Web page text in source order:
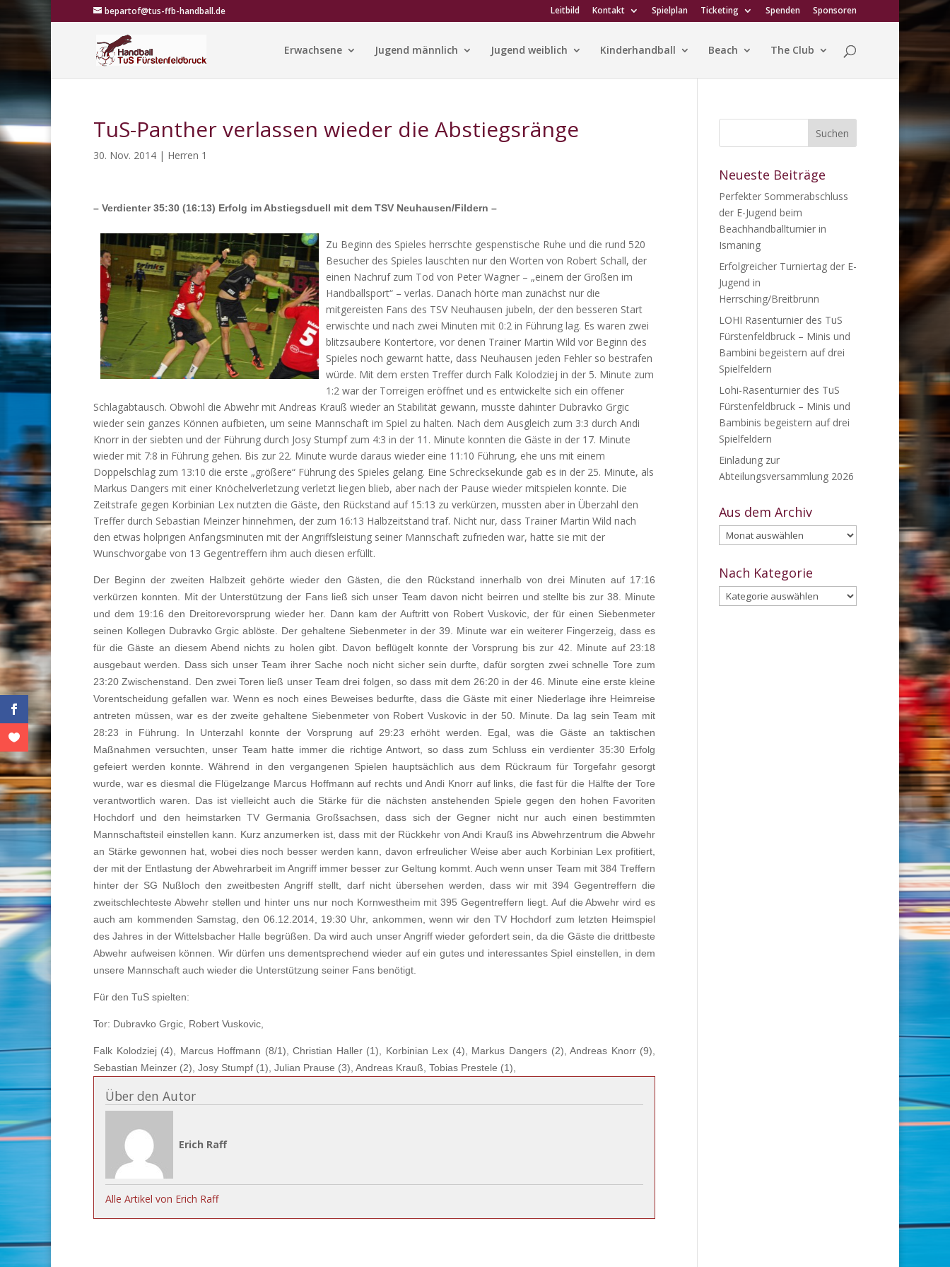
bepartof@tus-ffb-handball.de Leitbild Kontakt Spielplan Ticketing Spenden Sponsoren
Erwachsene Jugend männlich Jugend weiblich Kinderhandball Beach The Club
TuS-Panther verlassen wieder die Abstiegsränge
30. Nov. 2014 | Herren 1
– Verdienter 35:30 (16:13) Erfolg im Abstiegsduell mit dem TSV Neuhausen/Fildern –
Zu Beginn des Spieles herrschte gespenstische Ruhe und die rund 520
Besucher des Spieles lauschten nur den Worten von Robert Schall, der
einen Nachruf zum Tod von Peter Wagner – „einem der Großen im
Handballsport“ – verlas. Danach hörte man zunächst nur die
mitgereisten Fans des TSV Neuhausen jubeln, der den besseren Start
erwischte und nach zwei Minuten mit 0:2 in Führung lag. Es waren zwei
blitzsaubere Kontertore, vor denen Trainer Martin Wild vor Beginn des
Spieles noch gewarnt hatte, dass Neuhausen jeden Fehler so bestrafen
würde. Mit dem ersten Treffer durch Falk Kolodziej in der 5. Minute zum
1:2 war der Torreigen eröffnet und es entwickelte sich ein offener
Schlagabtausch. Obwohl die Abwehr mit Andreas Krauß wieder an Stabilität gewann, musste dahinter Dubravko Grgic
wieder sein ganzes Können aufbieten, um seine Mannschaft im Spiel zu halten. Nach dem Ausgleich zum 3:3 durch Andi
Knorr in der siebten und der Führung durch Josy Stumpf zum 4:3 in der 11. Minute konnten die Gäste in der 17. Minute
wieder mit 7:8 in Führung gehen. Bis zur 22. Minute wurde daraus wieder eine 11:10 Führung, ehe uns mit einem
Doppelschlag zum 13:10 die erste „größere“ Führung des Spieles gelang. Eine Schrecksekunde gab es in der 25. Minute, als
Markus Dangers mit einer Knöchelverletzung verletzt liegen blieb, aber nach der Pause wieder mitspielen konnte. Die
Zeitstrafe gegen Korbinian Lex nutzten die Gäste, den Rückstand auf 15:13 zu verkürzen, mussten aber in Überzahl den
Treffer durch Sebastian Meinzer hinnehmen, der zum 16:13 Halbzeitstand traf. Nicht nur, dass Trainer Martin Wild nach
den etwas holprigen Anfangsminuten mit der Angriffsleistung seiner Mannschaft zufrieden war, hatte sie mit der
Wunschvorgabe von 13 Gegentreffern ihm auch diesen erfüllt.
Der Beginn der zweiten Halbzeit gehörte wieder den Gästen, die den Rückstand innerhalb von drei Minuten auf 17:16
verkürzen konnten. Mit der Unterstützung der Fans ließ sich unser Team davon nicht beirren und stellte bis zur 38. Minute
und dem 19:16 den Dreitorevorsprung wieder her. Dann kam der Auftritt von Robert Vuskovic, der für einen Siebenmeter
seinen Kollegen Dubravko Grgic ablöste. Der gehaltene Siebenmeter in der 39. Minute war ein weiterer Fingerzeig, dass es
für die Gäste an diesem Abend nichts zu holen gibt. Davon beflügelt konnte der Vorsprung bis zur 42. Minute auf 23:18
ausgebaut werden. Dass sich unser Team ihrer Sache noch nicht sicher sein durfte, dafür sorgten zwei schnelle Tore zum
23:20 Zwischenstand. Den zwei Toren ließ unser Team drei folgen, so dass mit dem 26:20 in der 46. Minute eine erste kleine
Vorentscheidung gefallen war. Wenn es noch eines Beweises bedurfte, dass die Gäste mit einer Niederlage ihre Heimreise
antreten müssen, war es der zweite gehaltene Siebenmeter von Robert Vuskovic in der 50. Minute. Da lag sein Team mit
28:23 in Führung. In Unterzahl konnte der Vorsprung auf 29:23 erhöht werden. Egal, was die Gäste an taktischen
Maßnahmen versuchten, unser Team hatte immer die richtige Antwort, so dass zum Schluss ein verdienter 35:30 Erfolg
gefeiert werden konnte. Während in den vergangenen Spielen hauptsächlich aus dem Rückraum für Torgefahr gesorgt
wurde, war es diesmal die Flügelzange Marcus Hoffmann auf rechts und Andi Knorr auf links, die fast für die Hälfte der Tore
verantwortlich waren. Das ist vielleicht auch die Stärke für die nächsten anstehenden Spiele gegen den hohen Favoriten
Hochdorf und den heimstarken TV Germania Großsachsen, dass sich der Gegner nicht nur auch einen bestimmten
Mannschaftsteil einstellen kann. Kurz anzumerken ist, dass mit der Rückkehr von Andi Krauß ins Abwehrzentrum die Abwehr
an Stärke gewonnen hat, wobei dies noch besser werden kann, davon erfreulicher Weise aber auch Korbinian Lex profitiert,
der mit der Entlastung der Abwehrarbeit im Angriff immer besser zur Geltung kommt. Auch wenn unser Team mit 384 Treffern
hinter der SG Nußloch den zweitbesten Angriff stellt, darf nicht übersehen werden, dass wir mit 394 Gegentreffern die
zweitschlechteste Abwehr stellen und hinter uns nur noch Kornwestheim mit 395 Gegentreffern liegt. Auf die Abwehr wird es
auch am kommenden Samstag, den 06.12.2014, 19:30 Uhr, ankommen, wenn wir den TV Hochdorf zum letzten Heimspiel
des Jahres in der Wittelsbacher Halle begrüßen. Da wird auch unser Angriff wieder gefordert sein, da die Gäste die drittbeste
Abwehr aufweisen können. Wir dürfen uns dementsprechend wieder auf ein gutes und interessantes Spiel einstellen, in dem
unsere Mannschaft auch wieder die Unterstützung seiner Fans benötigt.
Für den TuS spielten:
Tor: Dubravko Grgic, Robert Vuskovic,
Falk Kolodziej (4), Marcus Hoffmann (8/1), Christian Haller (1), Korbinian Lex (4), Markus Dangers (2), Andreas Knorr (9),
Sebastian Meinzer (2), Josy Stumpf (1), Julian Prause (3), Andreas Krauß, Tobias Prestele (1),
Über den Autor
Erich Raff
Alle Artikel von Erich Raff
Neueste Beiträge
Perfekter Sommerabschluss
der E-Jugend beim
Beachhandballturnier in
Ismaning
Erfolgreicher Turniertag der E-
Jugend in
Herrsching/Breitbrunn
LOHI Rasenturnier des TuS
Fürstenfeldbruck – Minis und
Bambini begeistern auf drei
Spielfeldern
Lohi-Rasenturnier des TuS
Fürstenfeldbruck – Minis und
Bambinis begeistern auf drei
Spielfeldern
Einladung zur
Abteilungsversammlung 2026
Aus dem Archiv
Aus
dem
Archiv
Nach Kategorie
Nach
Kategorie